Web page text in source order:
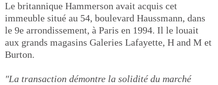
Le britannique Hammerson avait acquis cet
immeuble situé au 54, boulevard Haussmann, dans
le 9e arrondissement, à Paris en 1994. Il le louait
aux grands magasins Galeries Lafayette, H and M et
Burton.
"La transaction démontre la solidité du marché